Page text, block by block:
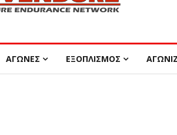
ΑΓΩΝΕΣ ΕΞΟΠΛΙΣΜΟΣ